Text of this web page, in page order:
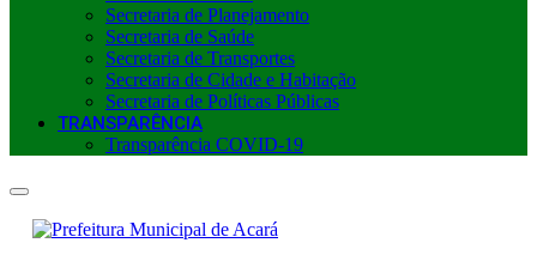
Secretaria de Planejamento
Secretaria de Saúde
Secretaria de Transportes
Secretaria de Cidade e Habitação
Secretaria de Políticas Públicas
TRANSPARÊNCIA
Transparência COVID-19